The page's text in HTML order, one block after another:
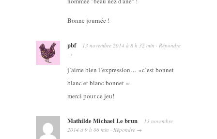
Bonne journée !
pbf 13 novembre 2014 à 8 h 32 min · Répondre
→
j’aime bien l’expression… »c’est bonnet
blanc et blanc bonnet ».
merci pour ce jeu!
Mathilde Michael Le brun
13 novembre
2014 à 9 h 06 min · Répondre →